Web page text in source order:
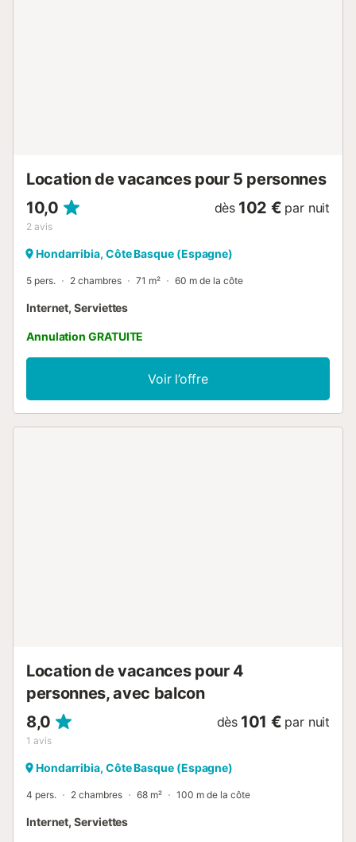
Location de vacances pour 5 personnes
10,0
2 avis
dès 102 € par nuit
Hondarribia, Côte Basque (Espagne)
5 pers. 2 chambres 71 m² 60 m de la côte
Internet, Serviettes
Annulation GRATUITE
Voir l’offre
Location de vacances pour 4
personnes, avec balcon
8,0
1 avis
dès 101 € par nuit
Hondarribia, Côte Basque (Espagne)
4 pers. 2 chambres 68 m² 100 m de la côte
Internet, Serviettes